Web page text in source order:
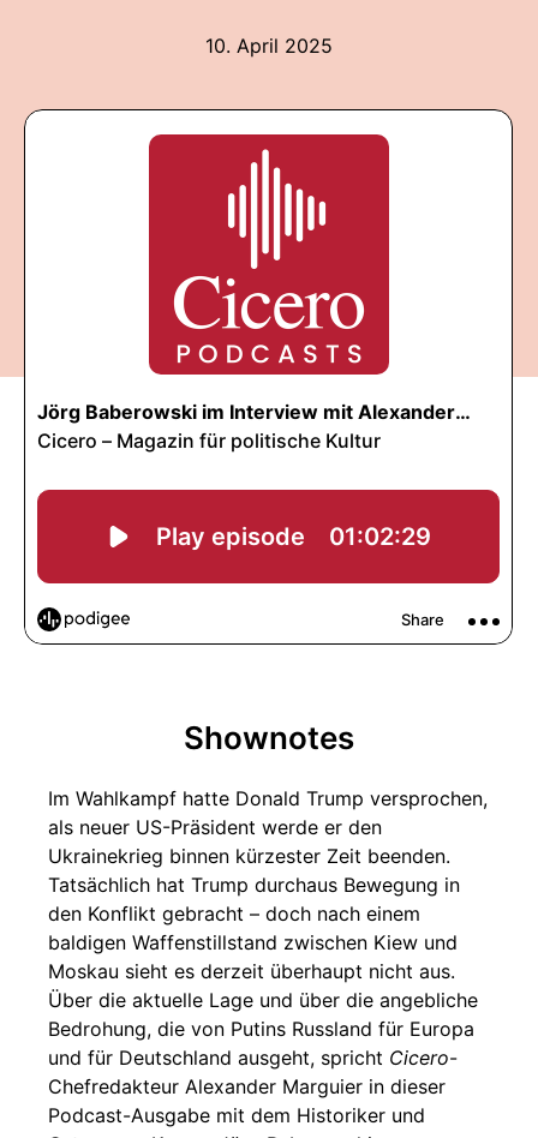
10. April 2025
Shownotes
Im Wahlkampf hatte Donald Trump versprochen,
als neuer US-Präsident werde er den
Ukrainekrieg binnen kürzester Zeit beenden.
Tatsächlich hat Trump durchaus Bewegung in
den Konflikt gebracht – doch nach einem
baldigen Waffenstillstand zwischen Kiew und
Moskau sieht es derzeit überhaupt nicht aus.
Über die aktuelle Lage und über die angebliche
Bedrohung, die von Putins Russland für Europa
und für Deutschland ausgeht, spricht Cicero-
Chefredakteur Alexander Marguier in dieser
Podcast-Ausgabe mit dem Historiker und